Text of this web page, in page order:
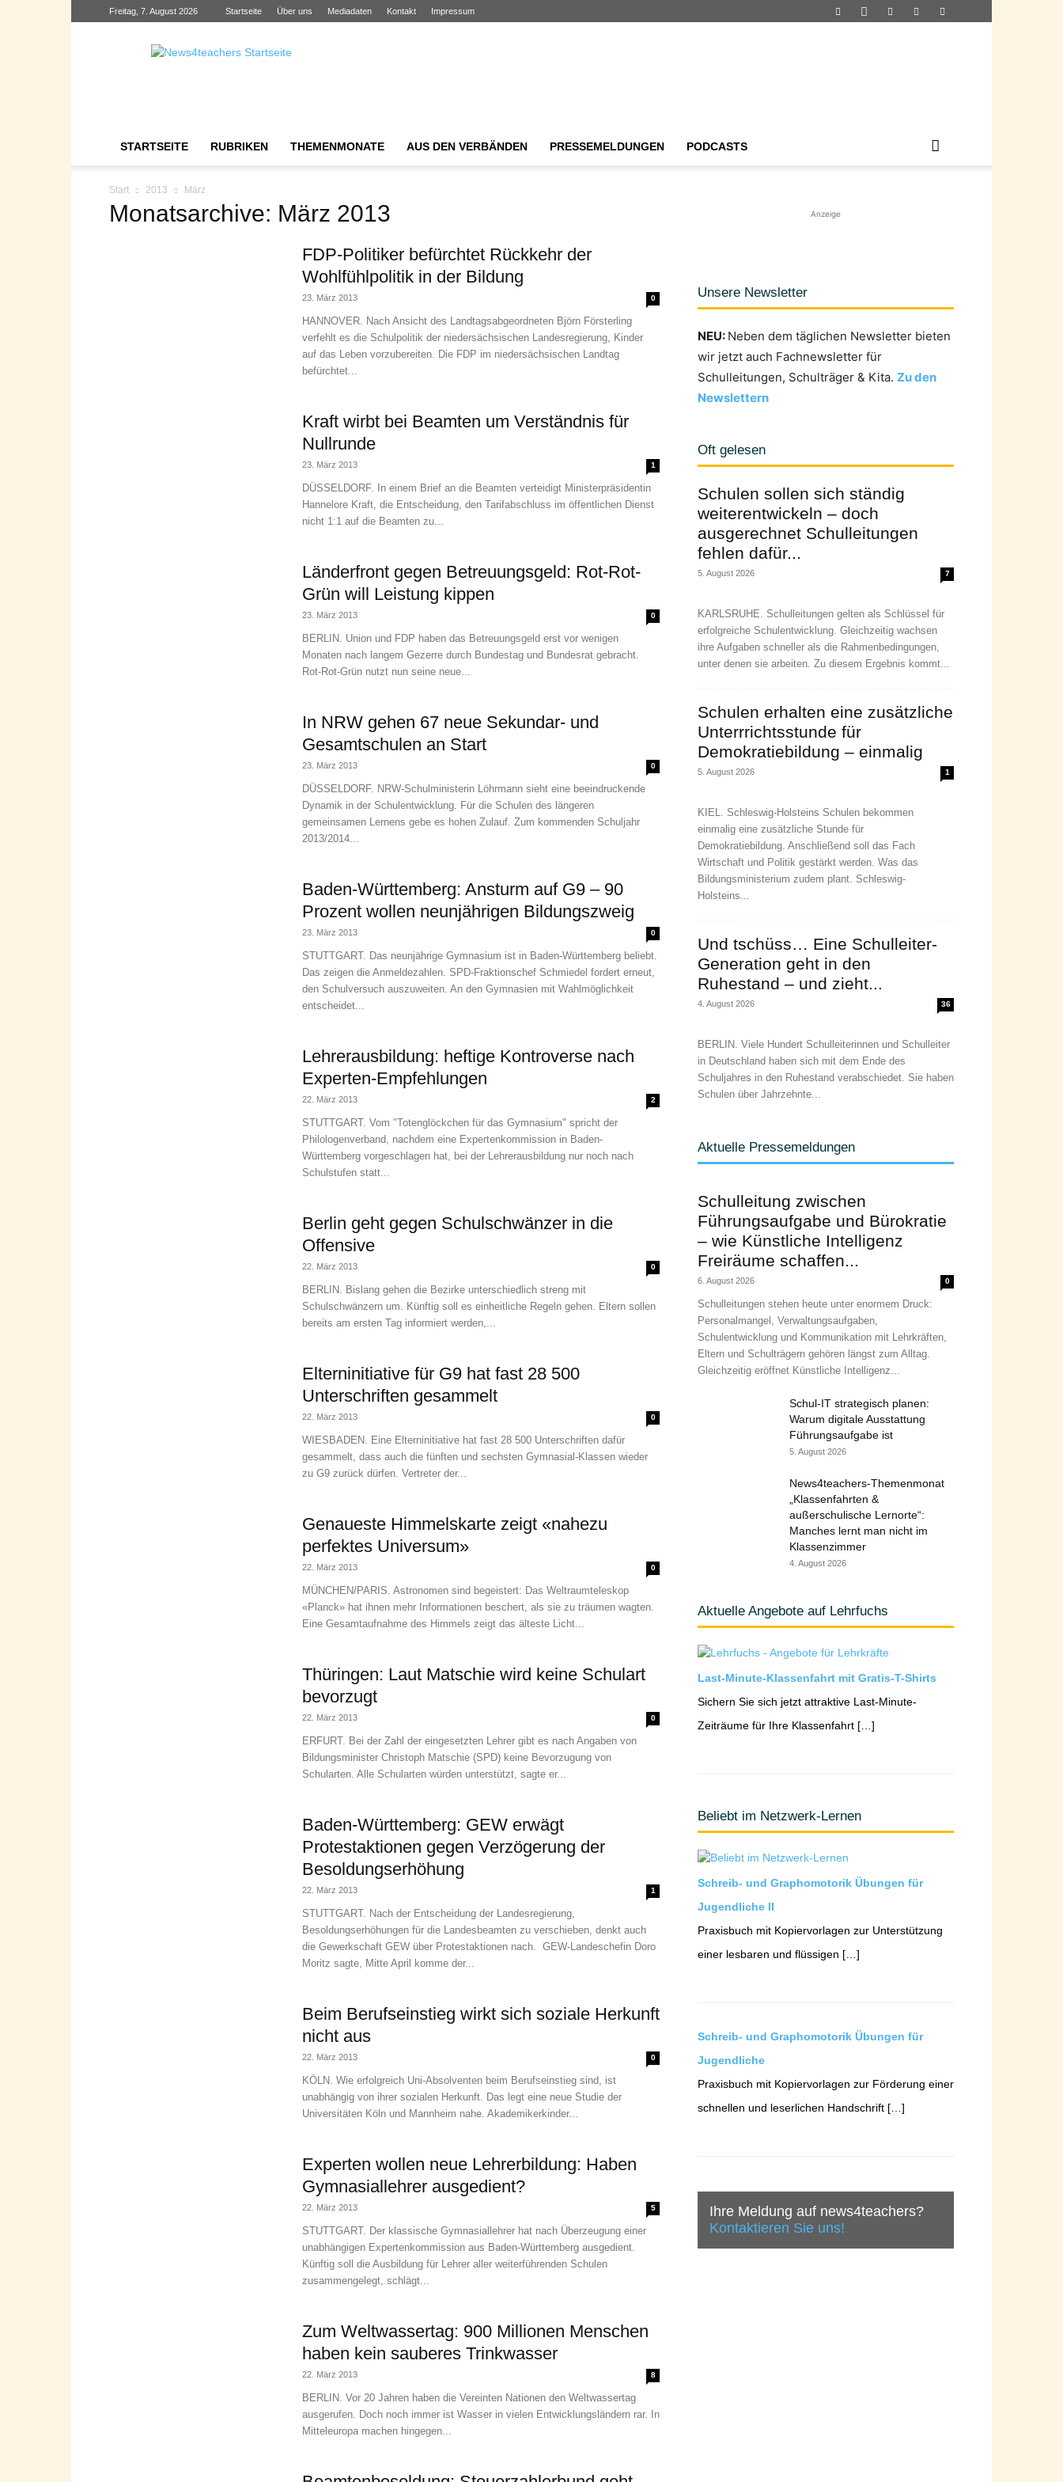
Freitag, 7. August 2026 Startseite Über uns Mediadaten Kontakt Impressum
News4teachers
STARTSEITE RUBRIKEN THEMENMONATE AUS DEN VERBÄNDEN PRESSEMELDUNGEN PODCASTS
Start 2013 März
Monatsarchive: März 2013
FDP-Politiker befürchtet Rückkehr der
Wohlfühlpolitik in der Bildung
23. März 2013 0
HANNOVER. Nach Ansicht des Landtagsabgeordneten Björn Försterling
verfehlt es die Schulpolitik der niedersächsischen Landesregierung, Kinder
auf das Leben vorzubereiten. Die FDP im niedersächsischen Landtag
befürchtet...
Kraft wirbt bei Beamten um Verständnis für
Nullrunde
23. März 2013 1
DÜSSELDORF. In einem Brief an die Beamten verteidigt Ministerpräsidentin
Hannelore Kraft, die Entscheidung, den Tarifabschluss im öffentlichen Dienst
nicht 1:1 auf die Beamten zu...
Länderfront gegen Betreuungsgeld: Rot-Rot-
Grün will Leistung kippen
23. März 2013 0
BERLIN. Union und FDP haben das Betreuungsgeld erst vor wenigen
Monaten nach langem Gezerre durch Bundestag und Bundesrat gebracht.
Rot-Rot-Grün nutzt nun seine neue...
In NRW gehen 67 neue Sekundar- und
Gesamtschulen an Start
23. März 2013 0
DÜSSELDORF. NRW-Schulministerin Löhrmann sieht eine beeindruckende
Dynamik in der Schulentwicklung. Für die Schulen des längeren
gemeinsamen Lernens gebe es hohen Zulauf. Zum kommenden Schuljahr
2013/2014...
Baden-Württemberg: Ansturm auf G9 – 90
Prozent wollen neunjährigen Bildungszweig
23. März 2013 0
STUTTGART. Das neunjährige Gymnasium ist in Baden-Württemberg beliebt.
Das zeigen die Anmeldezahlen. SPD-Fraktionschef Schmiedel fordert erneut,
den Schulversuch auszuweiten. An den Gymnasien mit Wahlmöglichkeit
entscheidet...
Lehrerausbildung: heftige Kontroverse nach
Experten-Empfehlungen
22. März 2013 2
STUTTGART. Vom "Totenglöckchen für das Gymnasium" spricht der
Philologenverband, nachdem eine Expertenkommission in Baden-
Württemberg vorgeschlagen hat, bei der Lehrerausbildung nur noch nach
Schulstufen statt...
Berlin geht gegen Schulschwänzer in die
Offensive
22. März 2013 0
BERLIN. Bislang gehen die Bezirke unterschiedlich streng mit
Schulschwänzern um. Künftig soll es einheitliche Regeln gehen. Eltern sollen
bereits am ersten Tag informiert werden,...
Elterninitiative für G9 hat fast 28 500
Unterschriften gesammelt
22. März 2013 0
WIESBADEN. Eine Elterninitiative hat fast 28 500 Unterschriften dafür
gesammelt, dass auch die fünften und sechsten Gymnasial-Klassen wieder
zu G9 zurück dürfen. Vertreter der...
Genaueste Himmelskarte zeigt «nahezu
perfektes Universum»
22. März 2013 0
MÜNCHEN/PARIS. Astronomen sind begeistert: Das Weltraumteleskop
«Planck» hat ihnen mehr Informationen beschert, als sie zu träumen wagten.
Eine Gesamtaufnahme des Himmels zeigt das älteste Licht...
Thüringen: Laut Matschie wird keine Schulart
bevorzugt
22. März 2013 0
ERFURT. Bei der Zahl der eingesetzten Lehrer gibt es nach Angaben von
Bildungsminister Christoph Matschie (SPD) keine Bevorzugung von
Schularten. Alle Schularten würden unterstützt, sagte er...
Baden-Württemberg: GEW erwägt
Protestaktionen gegen Verzögerung der
Besoldungserhöhung
22. März 2013 1
STUTTGART. Nach der Entscheidung der Landesregierung,
Besoldungserhöhungen für die Landesbeamten zu verschieben, denkt auch
die Gewerkschaft GEW über Protestaktionen nach. GEW-Landeschefin Doro
Moritz sagte, Mitte April komme der...
Beim Berufseinstieg wirkt sich soziale Herkunft
nicht aus
22. März 2013 0
KÖLN. Wie erfolgreich Uni-Absolventen beim Berufseinstieg sind, ist
unabhängig von ihrer sozialen Herkunft. Das legt eine neue Studie der
Universitäten Köln und Mannheim nahe. Akademikerkinder...
Experten wollen neue Lehrerbildung: Haben
Gymnasiallehrer ausgedient?
22. März 2013 5
STUTTGART. Der klassische Gymnasiallehrer hat nach Überzeugung einer
unabhängigen Expertenkommission aus Baden-Württemberg ausgedient.
Künftig soll die Ausbildung für Lehrer aller weiterführenden Schulen
zusammengelegt, schlägt...
Zum Weltwassertag: 900 Millionen Menschen
haben kein sauberes Trinkwasser
22. März 2013 8
BERLIN. Vor 20 Jahren haben die Vereinten Nationen den Weltwassertag
ausgerufen. Doch noch immer ist Wasser in vielen Entwicklungsländern rar. In
Mitteleuropa machen hingegen...
Anzeige
Unsere Newsletter
NEU: Neben dem täglichen Newsletter bieten
wir jetzt auch Fachnewsletter für
Schulleitungen, Schulträger & Kita. Zu den
Newslettern
Oft gelesen
Schulen sollen sich ständig
weiterentwickeln – doch
ausgerechnet Schulleitungen
fehlen dafür...
5. August 2026 7
KARLSRUHE. Schulleitungen gelten als Schlüssel für
erfolgreiche Schulentwicklung. Gleichzeitig wachsen
ihre Aufgaben schneller als die Rahmenbedingungen,
unter denen sie arbeiten. Zu diesem Ergebnis kommt...
Schulen erhalten eine zusätzliche
Unterrrichtsstunde für
Demokratiebildung – einmalig
5. August 2026 1
KIEL. Schleswig-Holsteins Schulen bekommen
einmalig eine zusätzliche Stunde für
Demokratiebildung. Anschließend soll das Fach
Wirtschaft und Politik gestärkt werden. Was das
Bildungsministerium zudem plant. Schleswig-
Holsteins...
Und tschüss… Eine Schulleiter-
Generation geht in den
Ruhestand – und zieht...
4. August 2026 36
BERLIN. Viele Hundert Schulleiterinnen und Schulleiter
in Deutschland haben sich mit dem Ende des
Schuljahres in den Ruhestand verabschiedet. Sie haben
Schulen über Jahrzehnte...
Aktuelle Pressemeldungen
Schulleitung zwischen
Führungsaufgabe und Bürokratie
– wie Künstliche Intelligenz
Freiräume schaffen...
6. August 2026 0
Schulleitungen stehen heute unter enormem Druck:
Personalmangel, Verwaltungsaufgaben,
Schulentwicklung und Kommunikation mit Lehrkräften,
Eltern und Schulträgern gehören längst zum Alltag.
Gleichzeitig eröffnet Künstliche Intelligenz...
Schul-IT strategisch planen:
Warum digitale Ausstattung
Führungsaufgabe ist
5. August 2026
News4teachers-Themenmonat
„Klassenfahrten &
außerschulische Lernorte“:
Manches lernt man nicht im
Klassenzimmer
4. August 2026
Aktuelle Angebote auf Lehrfuchs
Last-Minute-Klassenfahrt mit Gratis-T-Shirts
Sichern Sie sich jetzt attraktive Last-Minute-
Zeiträume für Ihre Klassenfahrt […]
Beliebt im Netzwerk-Lernen
Schreib- und Graphomotorik Übungen für
Jugendliche II
Praxisbuch mit Kopiervorlagen zur Unterstützung
einer lesbaren und flüssigen […]
Schreib- und Graphomotorik Übungen für
Jugendliche
Praxisbuch mit Kopiervorlagen zur Förderung einer
schnellen und leserlichen Handschrift […]
Ihre Meldung auf news4teachers?
Kontaktieren Sie uns!